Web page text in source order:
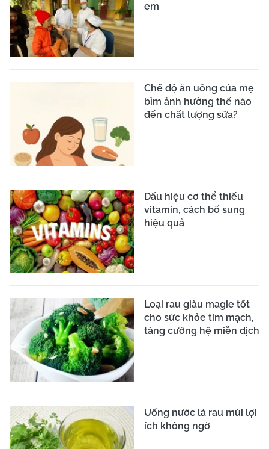
em
Chế độ ăn uống của mẹ
bỉm ảnh hưởng thế nào
đến chất lượng sữa?
Dấu hiệu cơ thể thiếu
vitamin, cách bổ sung
hiệu quả
Loại rau giàu magie tốt
cho sức khỏe tim mạch,
tăng cường hệ miễn dịch
Uống nước lá rau mùi lợi
ích không ngờ